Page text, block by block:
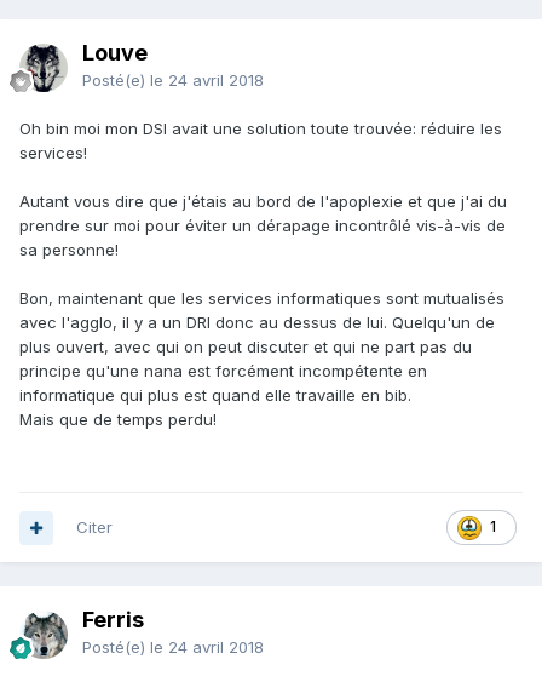
Louve
Posté(e) le 24 avril 2018
Oh bin moi mon DSI avait une solution toute trouvée: réduire les
services!
Autant vous dire que j'étais au bord de l'apoplexie et que j'ai du
prendre sur moi pour éviter un dérapage incontrôlé vis-à-vis de
sa personne!
Bon, maintenant que les services informatiques sont mutualisés
avec l'agglo, il y a un DRI donc au dessus de lui. Quelqu'un de
plus ouvert, avec qui on peut discuter et qui ne part pas du
principe qu'une nana est forcément incompétente en
informatique qui plus est quand elle travaille en bib.
Mais que de temps perdu!
1
Citer
Ferris
Posté(e) le 24 avril 2018